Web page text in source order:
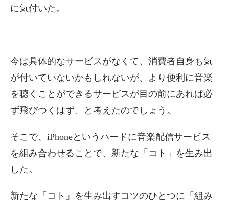
に気付いた。
今は具体的なサービスがなくて、消費者自身も気
が付いていないかもしれないが、より便利に音楽
を聴くことができるサービスが目の前にあれば必
ず飛びつくはず、と考えたのでしょう。
そこで、iPhoneというハードに音楽配信サービス
を組み合わせることで、新たな「コト」を生み出
した。
新たな「コト」を生み出すコツのひとつに「組み